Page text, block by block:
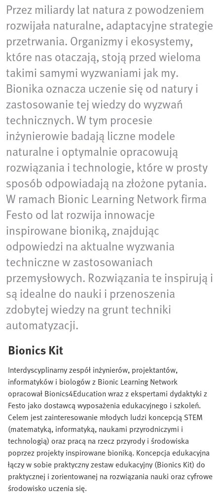
Przez miliardy lat natura z powodzeniem
rozwijała naturalne, adaptacyjne strategie
przetrwania. Organizmy i ekosystemy,
które nas otaczają, stoją przed wieloma
takimi samymi wyzwaniami jak my.
Bionika oznacza uczenie się od natury i
zastosowanie tej wiedzy do wyzwań
technicznych. W tym procesie
inżynierowie badają liczne modele
naturalne i optymalnie opracowują
rozwiązania i technologie, które w prosty
sposób odpowiadają na złożone pytania.
W ramach Bionic Learning Network firma
Festo od lat rozwija innowacje
inspirowane bioniką, znajdując
odpowiedzi na aktualne wyzwania
techniczne w zastosowaniach
przemysłowych. Rozwiązania te inspirują i
są idealne do nauki i przenoszenia
zdobytej wiedzy na grunt techniki
automatyzacji.
Bionics Kit
Interdyscyplinarny zespół inżynierów, projektantów,
informatyków i biologów z Bionic Learning Network
opracował Bionics4Education wraz z ekspertami dydaktyki z
Festo jako dostawcą wyposażenia edukacyjnego i szkoleń.
Celem jest zainteresowanie młodych ludzi koncepcją STEM
(matematyką, informatyką, naukami przyrodniczymi i
technologią) oraz pracą na rzecz przyrody i środowiska
poprzez projekty inspirowane bioniką. Koncepcja edukacyjna
łączy w sobie praktyczny zestaw edukacyjny (Bionics Kit) do
praktycznej i zorientowanej na rozwiązania nauki oraz cyfrowe
środowisko uczenia się.